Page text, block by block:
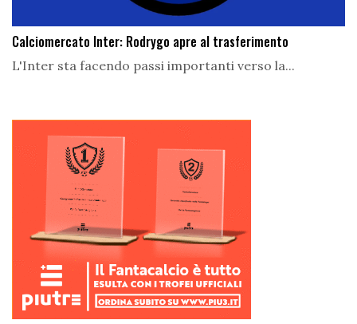
Calciomercato Inter: Rodrygo apre al trasferimento
L'Inter sta facendo passi importanti verso la...